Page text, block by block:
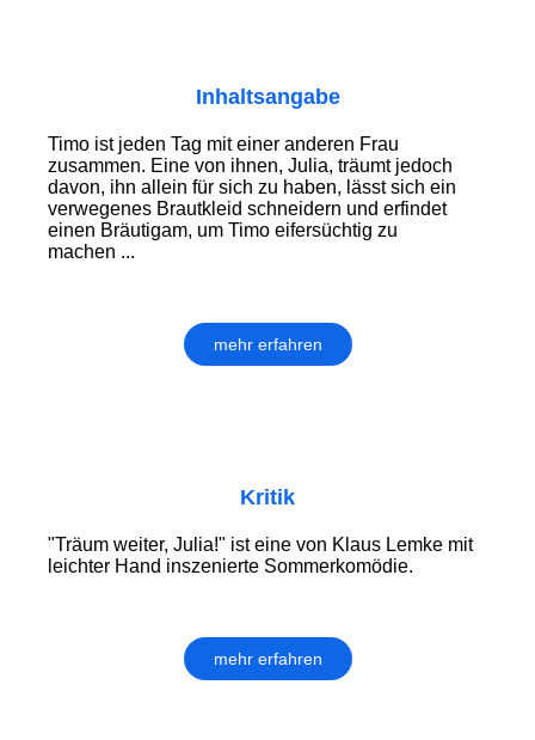
Inhaltsangabe
Timo ist jeden Tag mit einer anderen Frau
zusammen. Eine von ihnen, Julia, träumt jedoch
davon, ihn allein für sich zu haben, lässt sich ein
verwegenes Brautkleid schneidern und erfindet
einen Bräutigam, um Timo eifersüchtig zu
machen ...
mehr erfahren
Kritik
"Träum weiter, Julia!" ist eine von Klaus Lemke mit
leichter Hand inszenierte Sommerkomödie.
mehr erfahren